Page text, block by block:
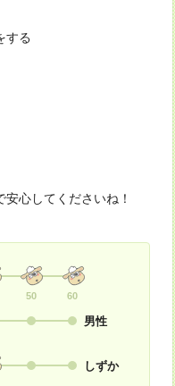
する
心してくださいね！
50 60
男性
しずか